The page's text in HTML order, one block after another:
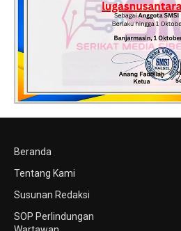
Beranda
Tentang Kami
Susunan Redaksi
SOP Perlindungan